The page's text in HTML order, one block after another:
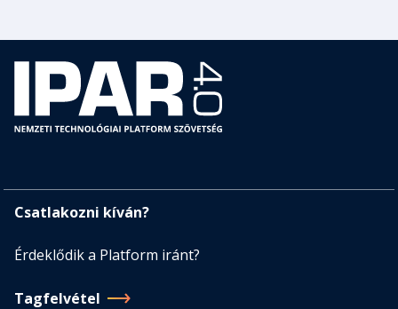
Csatlakozni kíván?
Érdeklődik a Platform iránt?
Tagfelvétel